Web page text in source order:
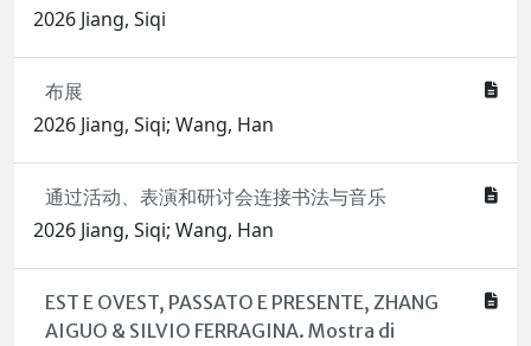
2026 Jiang, Siqi
布展
2026 Jiang, Siqi; Wang, Han
通过活动、表演和研讨会连接书法与音乐
2026 Jiang, Siqi; Wang, Han
EST E OVEST, PASSATO E PRESENTE, ZHANG
AIGUO & SILVIO FERRAGINA. Mostra di